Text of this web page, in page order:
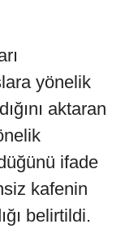
yönelik
aktaran
ifade
kafenin
belirtildi.